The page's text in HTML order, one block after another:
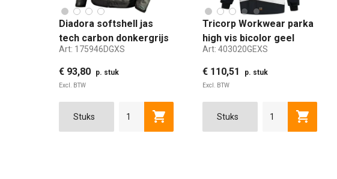
Diadora softshell jas
tech carbon donkergrijs
maat XS
Art: 175946DGXS
€ 93,80 p. stuk
Excl. BTW
Toevoegen aan winkelwagen
Tricorp Workwear parka
high vis bicolor geel
maat XS
Art: 403020GEXS
€ 110,51 p. stuk
Excl. BTW